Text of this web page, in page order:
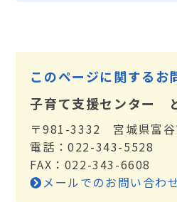
このページに関するお
子育て支援センター
〒981-3332 宮城県富谷
電話：022-343-5528
FAX：022-343-6608
メールでのお問い合わ